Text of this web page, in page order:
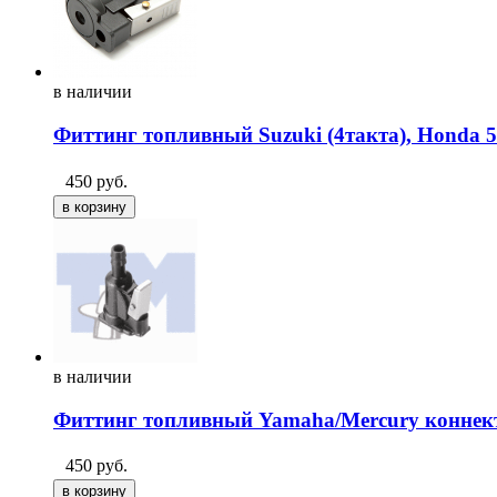
в наличии
Фиттинг топливный Suzuki (4такта), Honda
450 руб.
в наличии
Фиттинг топливный Yamaha/Mercury
450 руб.